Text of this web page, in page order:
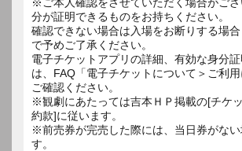
分が証明できるものをお持ちください。
確認できない場合は入場をお断りする場
で予めご了承ください。
電子チケットアプリの詳細、有効な身分
は、FAQ「電子チケットについて＞ご利
ご確認ください。
※観劇にあたっては吉本ＨＰ掲載の[チケ
約款]に従います。
※前売券が完売した際には、当日券がない
す。